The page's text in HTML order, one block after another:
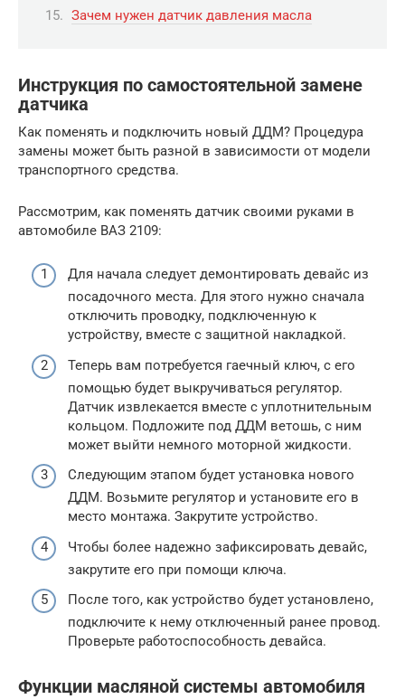
Зачем нужен датчик давления масла
Инструкция по самостоятельной замене
датчика
Как поменять и подключить новый ДДМ? Процедура
замены может быть разной в зависимости от модели
транспортного средства.
Рассмотрим, как поменять датчик своими руками в
автомобиле ВАЗ 2109:
Для начала следует демонтировать девайс из
посадочного места. Для этого нужно сначала
отключить проводку, подключенную к
устройству, вместе с защитной накладкой.
Теперь вам потребуется гаечный ключ, с его
помощью будет выкручиваться регулятор.
Датчик извлекается вместе с уплотнительным
кольцом. Подложите под ДДМ ветошь, с ним
может выйти немного моторной жидкости.
Следующим этапом будет установка нового
ДДМ. Возьмите регулятор и установите его в
место монтажа. Закрутите устройство.
Чтобы более надежно зафиксировать девайс,
закрутите его при помощи ключа.
После того, как устройство будет установлено,
подключите к нему отключенный ранее провод.
Проверьте работоспособность девайса.
Функции масляной системы автомобиля